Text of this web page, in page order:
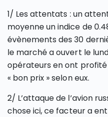
1/ Les attentats : un
moyenne un indice de
évènements des 30
le marché a ouvert le
opérateurs en ont
« bon prix » selon eux.
2/ L’attaque de l’avion
chose ici, ce facteur a